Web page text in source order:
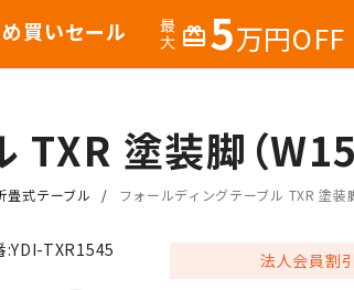
買いセール redeem 5万円OFF
TXR 塗装脚（
畳式テーブル フォールディングテーブル TXR 塗
:YDI-TXR1545 法人会員割